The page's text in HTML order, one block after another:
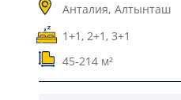
Анталия, Алтынташ
1+1, 2+1, 3+1
45-214 м²